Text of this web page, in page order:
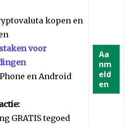
kopen en
voor
en Android
GRATIS tegoed
Aa
nm
eld
en